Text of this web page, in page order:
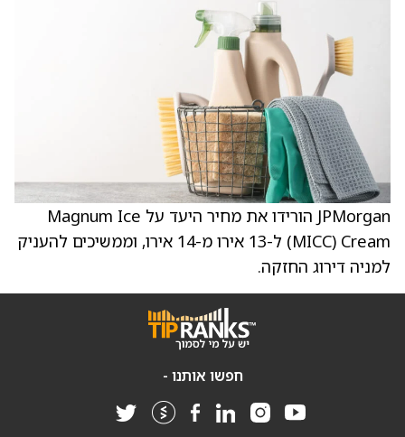
JPMorgan הורידו את מחיר היעד על Magnum Ice
Cream ‏(MICC) ל-13 אירו מ-14 אירו, וממשיכים להעניק
למניה דירוג החזקה.
חפשו אותנו -